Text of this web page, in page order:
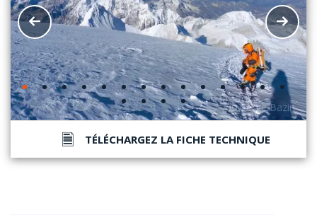
TÉLÉCHARGEZ LA FICHE TECHNIQUE